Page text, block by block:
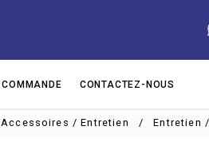
COMMANDE CONTACTEZ-NOUS
Accessoires / Entretien Entretien